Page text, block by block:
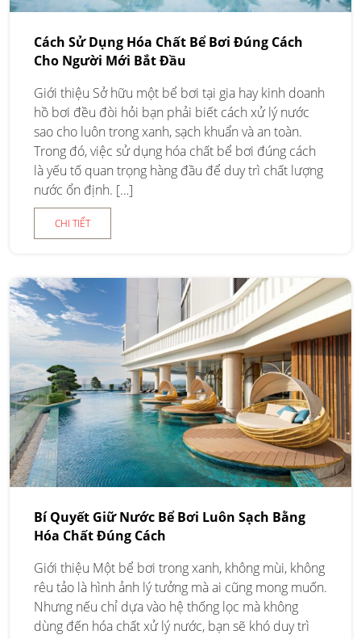
Cách Sử Dụng Hóa Chất Bể Bơi Đúng Cách
Cho Người Mới Bắt Đầu
Giới thiệu Sở hữu một bể bơi tại gia hay kinh doanh
hồ bơi đều đòi hỏi bạn phải biết cách xử lý nước
sao cho luôn trong xanh, sạch khuẩn và an toàn.
Trong đó, việc sử dụng hóa chất bể bơi đúng cách
là yếu tố quan trọng hàng đầu để duy trì chất lượng
nước ổn định. […]
CHI TIẾT
Bí Quyết Giữ Nước Bể Bơi Luôn Sạch Bằng
Hóa Chất Đúng Cách
Giới thiệu Một bể bơi trong xanh, không mùi, không
rêu tảo là hình ảnh lý tưởng mà ai cũng mong muốn.
Nhưng nếu chỉ dựa vào hệ thống lọc mà không
dùng đến hóa chất xử lý nước, bạn sẽ khó duy trì